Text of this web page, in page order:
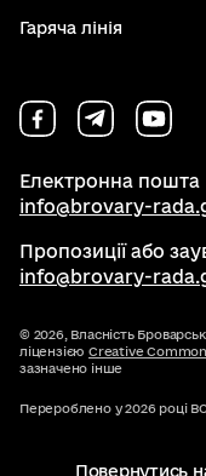
Гаряча лінія
Електронна пошта
info@brovary-
Пропозиції або
info@brovary-
© 2026, Власність
ліцензією Creative
зазначено інше
Перероблено у 2026 році
Повернутись